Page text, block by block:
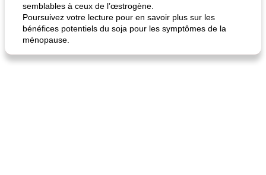
semblables à ceux de l’œstrogène.
Poursuivez votre lecture pour en savoir plus sur les
bénéfices potentiels du soja pour les symptômes de la
ménopause.